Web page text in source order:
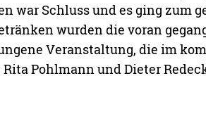
war Schluss und es ging zum
wurden die voran
Veranstaltung, die im
Pohlmann und Dieter